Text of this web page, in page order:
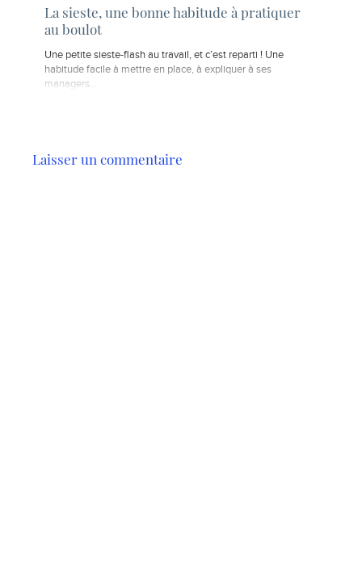
La sieste, une bonne habitude à pratiquer
au boulot
Une petite sieste-flash au travail, et c’est reparti ! Une
habitude facile à mettre en place, à expliquer à ses
managers...
Laisser un commentaire